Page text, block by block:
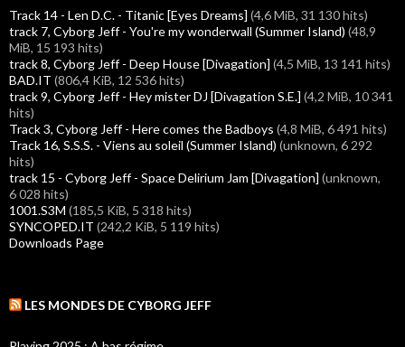
Track 14 - Len D.C. - Titanic [Eyes Dreams] (4,6 MiB, 31 130 hits)
track 7, Cyborg Jeff - You're my wonderwall (Summer Island) (48,9
MiB, 15 193 hits)
track 8, Cyborg Jeff - Deep House [Divagation] (4,5 MiB, 13 141 hits)
BAD.IT (806,4 KiB, 12 536 hits)
track 9, Cyborg Jeff - Hey mister DJ [Divagation S.E.] (4,2 MiB, 10 341
hits)
Track 3, Cyborg Jeff - Here comes the Badboys (4,8 MiB, 6 491 hits)
Track 16, S.S.S. - Viens au soleil (Summer Island) (unknown, 6 292
hits)
track 15 - Cyborg Jeff - Space Delirium Jam [Divagation] (unknown,
6 028 hits)
1001.S3M (185,5 KiB, 5 318 hits)
SYNCOPED.IT (242,2 KiB, 5 119 hits)
Downloads Page
LES MONDES DE CYBORG JEFF